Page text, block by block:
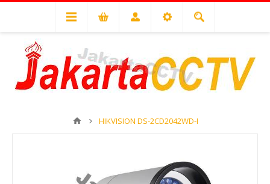
HIKVISION DS-2CD2042WD-I